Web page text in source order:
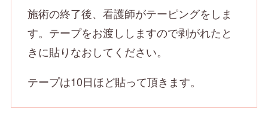
施術の終了後、看護師がテーピングをしま
す。テープをお渡ししますので剥がれたと
きに貼りなおしてください。
テープは10日ほど貼って頂きます。